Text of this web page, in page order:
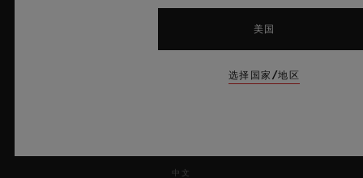
MSA TRANSPARENCY
中文
美国
选择国家/地区